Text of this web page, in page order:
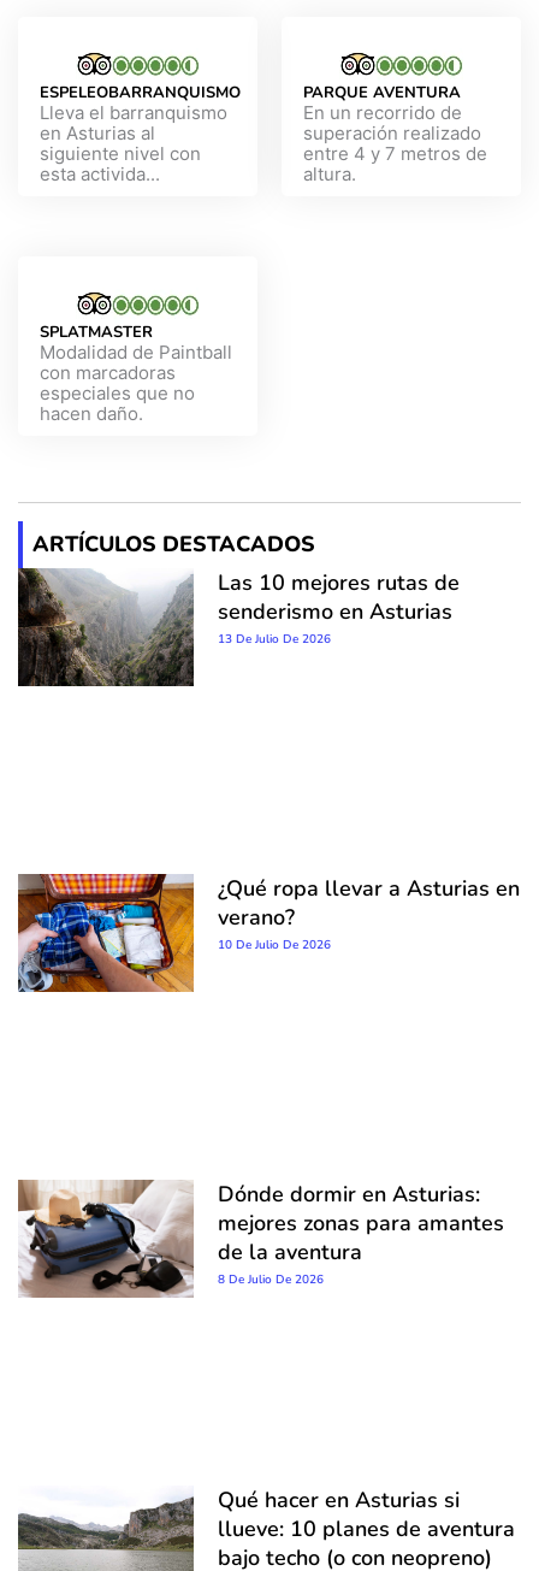
ESPELEOBARRANQUISMO
Lleva el barranquismo
en Asturias al
siguiente nivel con
esta activida...
PARQUE AVENTURA
En un recorrido de
superación realizado
entre 4 y 7 metros de
altura.
SPLATMASTER
Modalidad de Paintball
con marcadoras
especiales que no
hacen daño.
ARTÍCULOS DESTACADOS
Las 10 mejores rutas de
senderismo en Asturias
13 De Julio De 2026
¿Qué ropa llevar a Asturias en
verano?
10 De Julio De 2026
Dónde dormir en Asturias:
mejores zonas para amantes
de la aventura
8 De Julio De 2026
Qué hacer en Asturias si
llueve: 10 planes de aventura
bajo techo (o con neopreno)